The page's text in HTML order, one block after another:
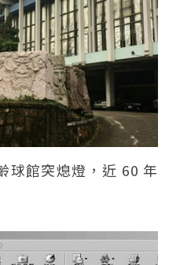
球館突熄燈，近 60 年